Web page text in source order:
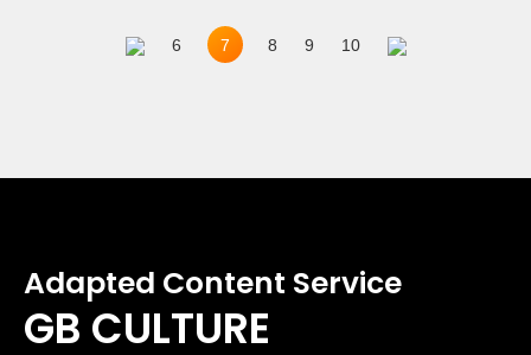
6 7 8 9 10
Adapted Content Service
GB CULTURE